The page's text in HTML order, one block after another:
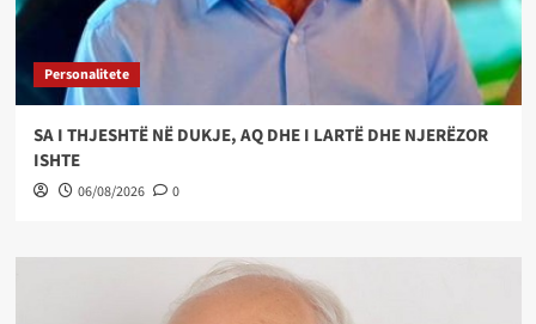
Personalitete
SA I THJESHTË NË DUKJE, AQ DHE I LARTË DHE NJERËZOR
ISHTE
06/08/2026 0